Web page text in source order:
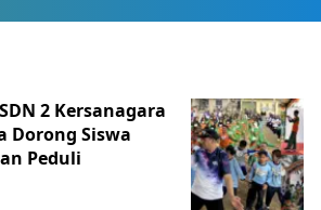
2 Kersanagara
Dorong Siswa
Peduli